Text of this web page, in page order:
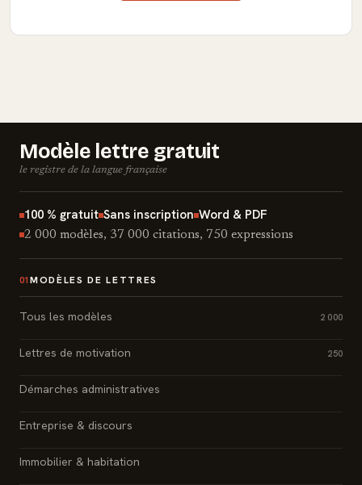
Modèle lettre gratuit
le registre de la langue française
100 % gratuit Sans inscription Word & PDF
2 000 modèles, 37 000 citations, 750 expressions
01 MODÈLES DE LETTRES
Tous les modèles 2 000
Lettres de motivation 250
Démarches administratives
Entreprise & discours
Immobilier & habitation